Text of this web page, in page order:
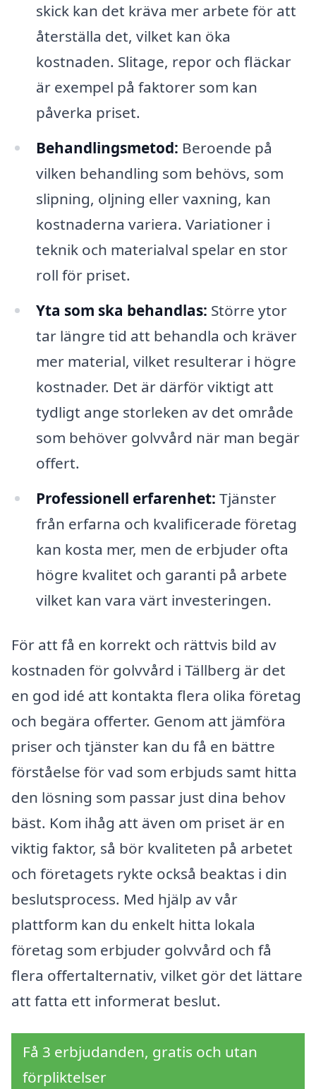
skick kan det kräva mer arbete för att
återställa det, vilket kan öka
kostnaden. Slitage, repor och fläckar
är exempel på faktorer som kan
påverka priset.
Behandlingsmetod: Beroende på
vilken behandling som behövs, som
slipning, oljning eller vaxning, kan
kostnaderna variera. Variationer i
teknik och materialval spelar en stor
roll för priset.
Yta som ska behandlas: Större ytor
tar längre tid att behandla och kräver
mer material, vilket resulterar i högre
kostnader. Det är därför viktigt att
tydligt ange storleken av det område
som behöver golvvård när man begär
offert.
Professionell erfarenhet: Tjänster
från erfarna och kvalificerade företag
kan kosta mer, men de erbjuder ofta
högre kvalitet och garanti på arbete
vilket kan vara värt investeringen.
För att få en korrekt och rättvis bild av
kostnaden för golvvård i Tällberg är det
en god idé att kontakta flera olika företag
och begära offerter. Genom att jämföra
priser och tjänster kan du få en bättre
förståelse för vad som erbjuds samt hitta
den lösning som passar just dina behov
bäst. Kom ihåg att även om priset är en
viktig faktor, så bör kvaliteten på arbetet
och företagets rykte också beaktas i din
beslutsprocess. Med hjälp av vår
plattform kan du enkelt hitta lokala
företag som erbjuder golvvård och få
flera offertalternativ, vilket gör det lättare
att fatta ett informerat beslut.
Få 3 erbjudanden, gratis och utan
förpliktelser